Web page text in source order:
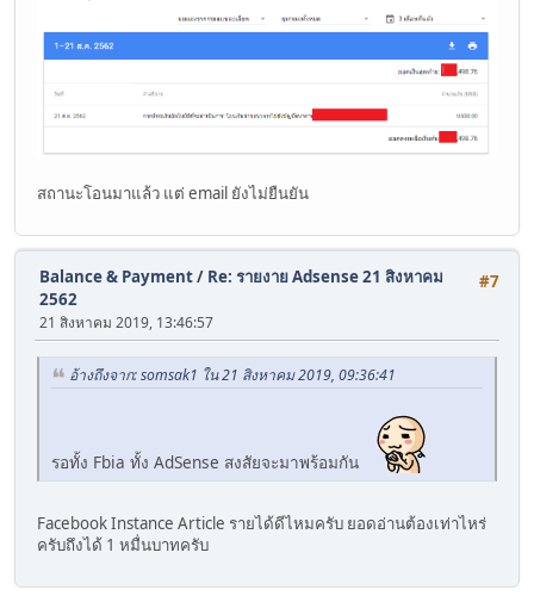
สถานะโอนมาแล้ว แต่ email ยังไม่ยืนยัน
#7
Balance & Payment/ Re: รายงาย Adsense 21 สิงหาคม
2562
21 สิงหาคม 2019, 13:46:57
อ้างถึงจาก: somsak1 ใน 21 สิงหาคม 2019, 09:36:41
รอทั้ง Fbia ทั้ง AdSense สงสัยจะมาพร้อมกัน
Facebook Instance Article รายได้ดีไหมครับ ยอดอ่านต้องเท่าไหร่
ครับถึงได้ 1 หมื่นบาทครับ